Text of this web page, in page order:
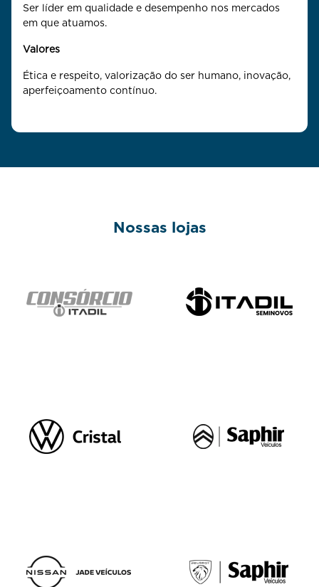
Ser líder em qualidade e desempenho nos mercados
em que atuamos.
Valores
Ética e respeito, valorização do ser humano, inovação,
aperfeiçoamento contínuo.
Nossas lojas